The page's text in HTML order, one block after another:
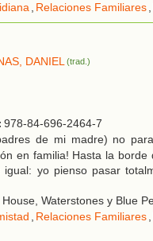
, Relaciones Familiares,
DANIEL (trad.)
978-84-696-2464-7
de mi madre) no
en familia! Hasta la borde
yo pienso pasar
Waterstones y Blue
, Relaciones Familiares,